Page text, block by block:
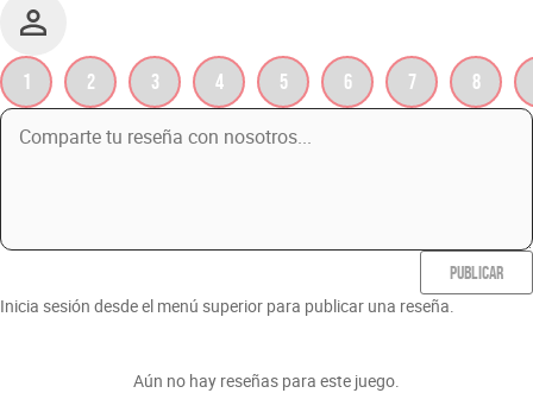
1 2 3 4 5 6 7 8
PUBLICAR
Inicia sesión desde el menú superior para publicar una reseña.
Aún no hay reseñas para este juego.